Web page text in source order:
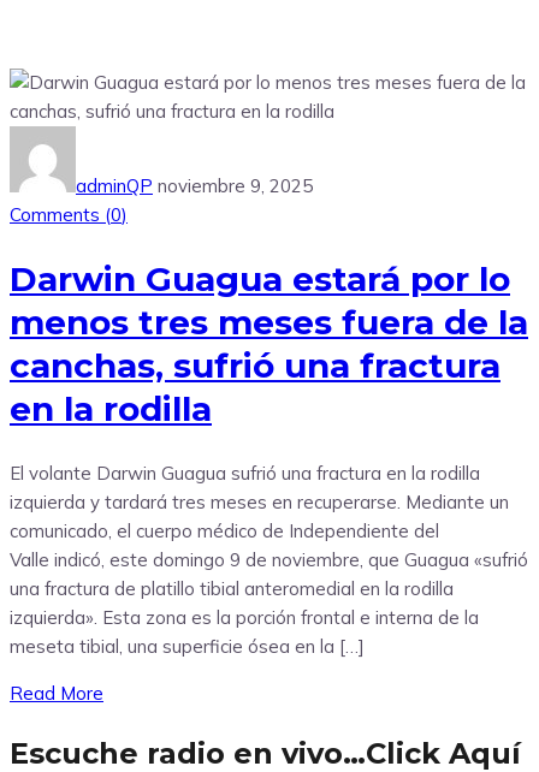
adminQP noviembre 9, 2025
Comments (0)
Darwin Guagua estará por lo
menos tres meses fuera de la
canchas, sufrió una fractura
en la rodilla
El volante Darwin Guagua sufrió una fractura en la rodilla
izquierda y tardará tres meses en recuperarse. Mediante un
comunicado, el cuerpo médico de Independiente del
Valle indicó, este domingo 9 de noviembre, que Guagua «sufrió
una fractura de platillo tibial anteromedial en la rodilla
izquierda». Esta zona es la porción frontal e interna de la
meseta tibial, una superficie ósea en la […]
Read More
Escuche radio en vivo…Click Aquí